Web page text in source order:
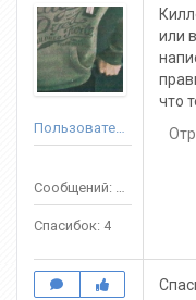
Пользователь
Сообщений: 17
Спасибок: 4
или
что